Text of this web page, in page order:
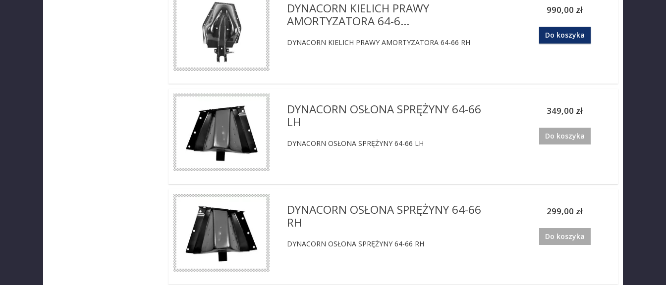
DYNACORN KIELICH PRAWY
AMORTYZATORA 64-6...
DYNACORN KIELICH PRAWY AMORTYZATORA 64-66 RH
990,00 zł
Do koszyka
DYNACORN OSŁONA SPRĘŻYNY 64-66
LH
DYNACORN OSŁONA SPRĘŻYNY 64-66 LH
349,00 zł
Do koszyka
DYNACORN OSŁONA SPRĘŻYNY 64-66
RH
DYNACORN OSŁONA SPRĘŻYNY 64-66 RH
299,00 zł
Do koszyka